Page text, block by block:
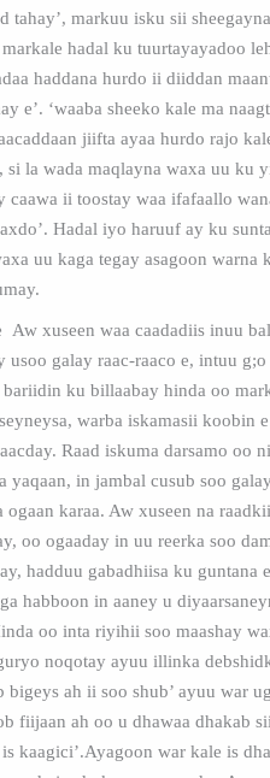
tahay’, markuu isku sii
hadal ku tuurtayayadoo
haddana hurdo ii diiddan
e’. ‘waaba sheeko kale ma
jiifta ayaa hurdo rajo
si la wada maqlayna waxa uu ku
caawa ii toostay waa ifafaallo
Hadal iyo haruuf ay ku
uu kaga tegay asagoon warna
Aw xuseen waa caadadiis inuu
usoo galay raac-raaco e, intuu
ku billaabay hinda oo
warba iskamasii koobin
Raad iskuma darsamo oo
yaqaan, in jambal cusub soo
ogaan karaa. Aw xuseen na
oo ogaaday in uu reerka soo
hadduu gabadhiisa ku guntana
habboon in aaney u
oo inta riyihii soo maashay
noqotay ayuu illinka
bigeys ah ii soo shub’ ayuu war
fiijaan ah oo u dhawaa dhakab
kaagici’.Ayagoon war kale is